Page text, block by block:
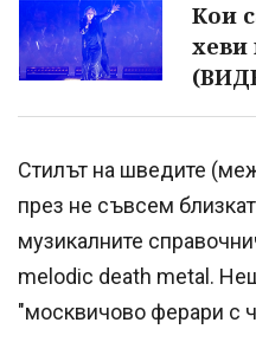
Кои
хеви
Стилът на шведите
през не съвсем
музикалните
melodic death metal.
"москвичово ферари с